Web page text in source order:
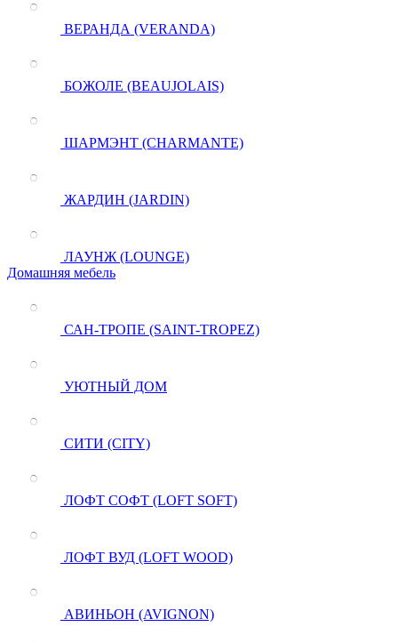
ВЕРАНДА (VERANDA)
БОЖОЛЕ (BEAUJOLAIS)
ШАРМЭНТ (CHARMANTE)
ЖАРДИН (JARDIN)
ЛАУНЖ (LOUNGE)
Домашняя мебель
САН-ТРОПЕ (SAINT-TROPEZ)
УЮТНЫЙ ДОМ
СИТИ (CITY)
ЛОФТ СОФТ (LOFT SOFT)
ЛОФТ ВУД (LOFT WOOD)
АВИНЬОН (AVIGNON)